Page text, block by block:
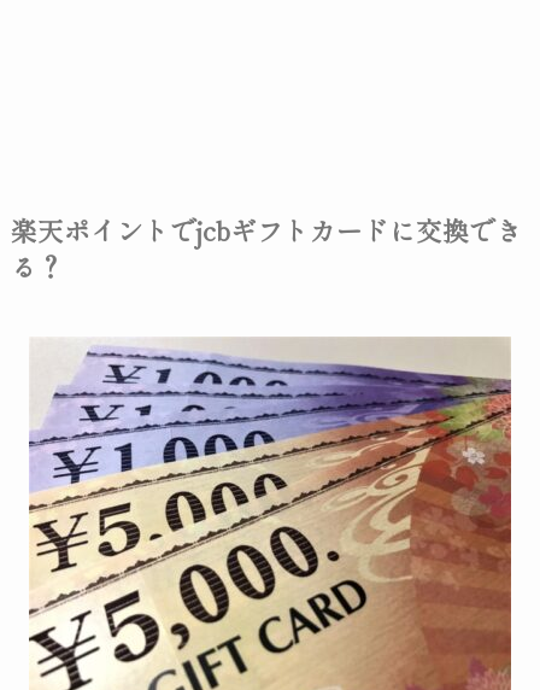
楽天ポイントでjcbギフトカードに交換でき
る？